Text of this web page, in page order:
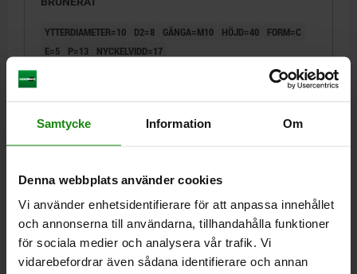
Samtycke Information Om
Denna webbplats använder cookies
Vi använder enhetsidentifierare för att anpassa innehållet
och annonserna till användarna, tillhandahålla funktioner
för sociala medier och analysera vår trafik. Vi
vidarebefordrar även sådana identifierare och annan
YTTERDIAMETER=10 D2=8 GÄNGA=M10 HÖJD=40
FORM=C
E=5
P=13 NYCKELVIDD=17
exkl. moms
DETALJER
02028 C